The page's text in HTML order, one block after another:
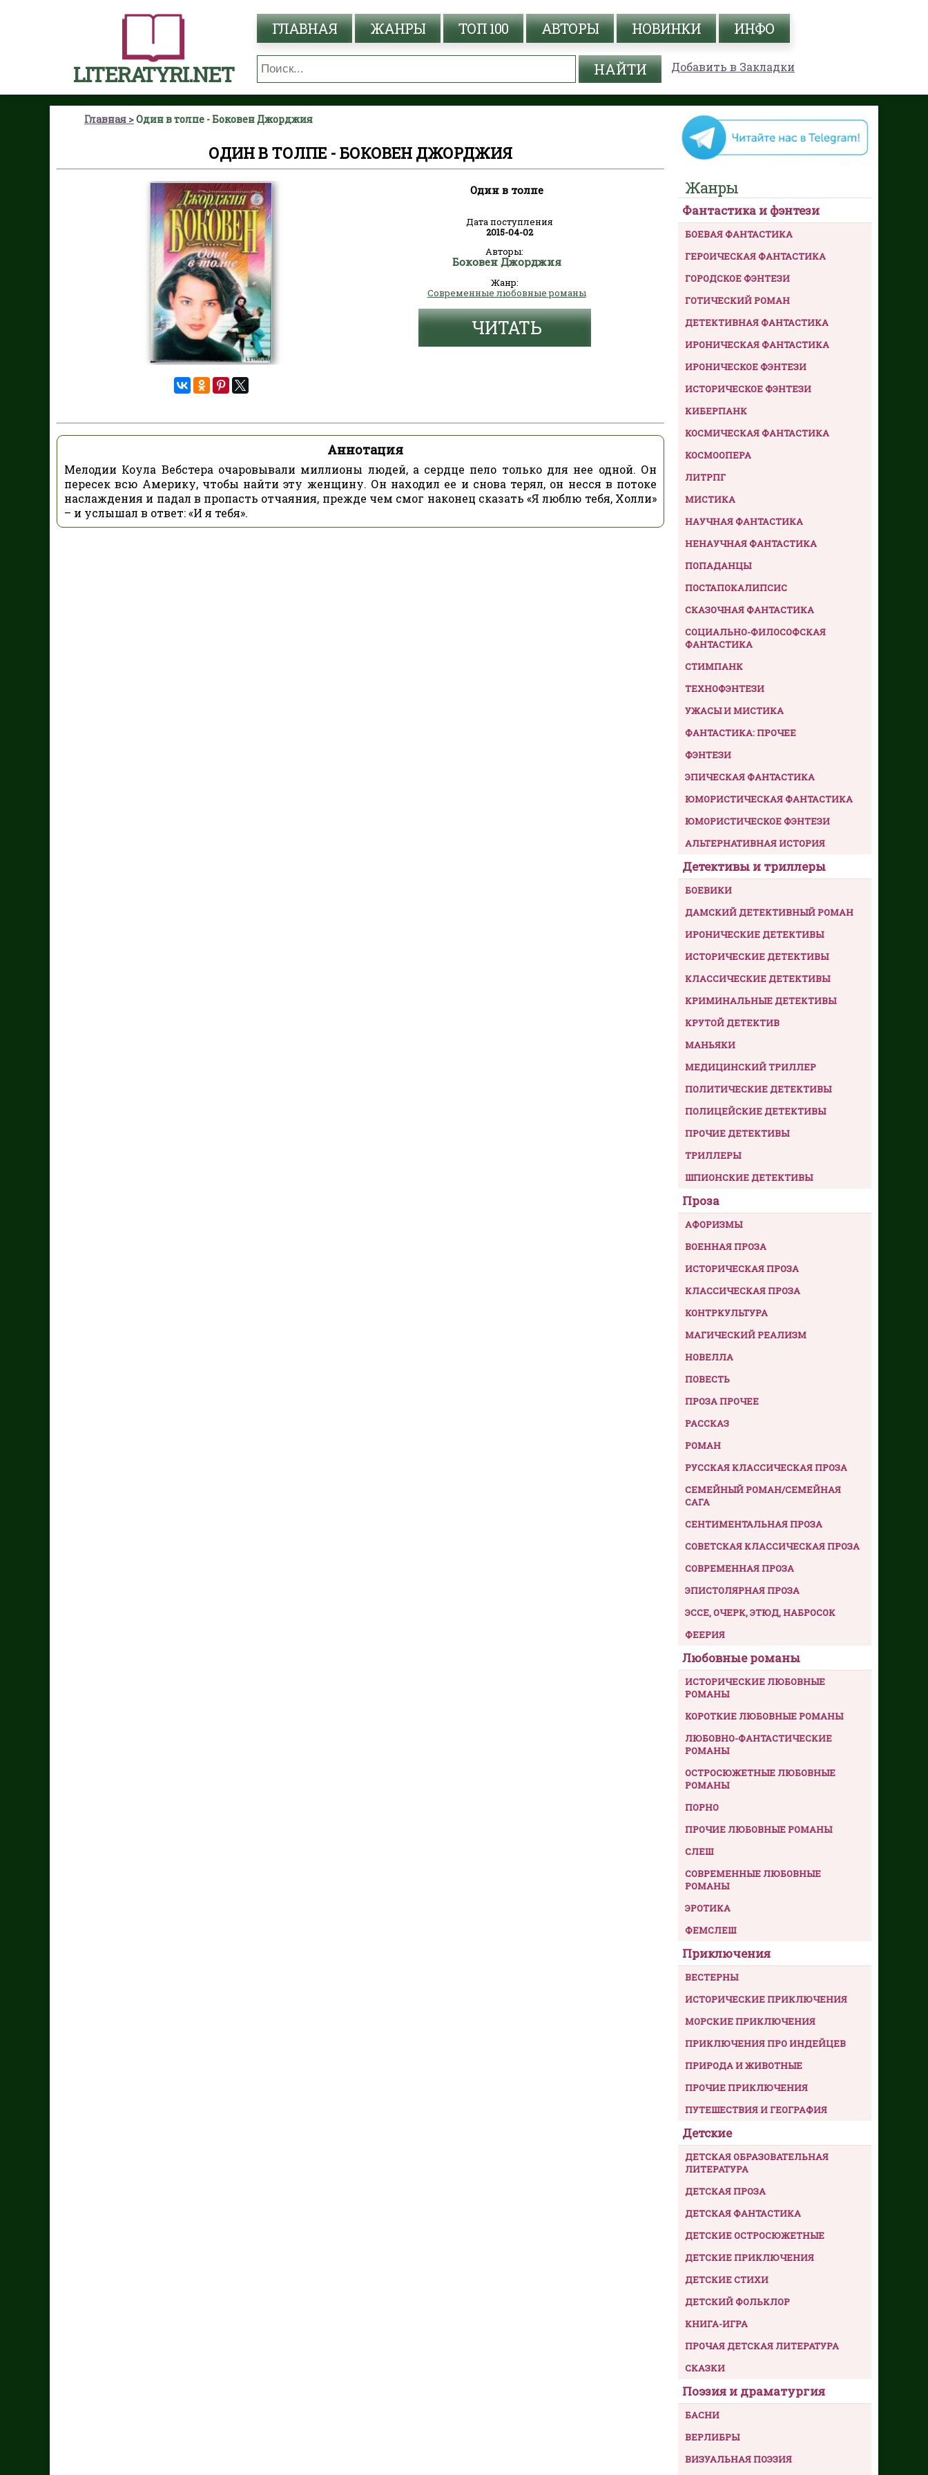
LITERATYRI.NET
ГЛАВНАЯ ЖАНРЫ ТОП 100 АВТОРЫ НОВИНКИ ИНФО
Добавить в Закладки
Главная Один в толпе - Боковен Джорджия
ОДИН В ТОЛПЕ - БОКОВЕН ДЖОРДЖИЯ
Один в толпе
Дата поступления
2015-04-02
Авторы:
Боковен Джорджия
Жанр:
Современные любовные романы
ЧИТАТЬ
Аннотация
Мелодии Коула Вебстера очаровывали миллионы людей, а сердце пело только для нее одной. Он
пересек всю Америку, чтобы найти эту женщину. Он находил ее и снова терял, он несся в потоке
наслаждения и падал в пропасть отчаяния, прежде чем смог наконец сказать «Я люблю тебя, Холли»
– и услышал в ответ: «И я тебя».
Жанры
Фантастика и фэнтези
БОЕВАЯ ФАНТАСТИКА
ГЕРОИЧЕСКАЯ ФАНТАСТИКА
ГОРОДСКОЕ ФЭНТЕЗИ
ГОТИЧЕСКИЙ РОМАН
ДЕТЕКТИВНАЯ ФАНТАСТИКА
ИРОНИЧЕСКАЯ ФАНТАСТИКА
ИРОНИЧЕСКОЕ ФЭНТЕЗИ
ИСТОРИЧЕСКОЕ ФЭНТЕЗИ
КИБЕРПАНК
КОСМИЧЕСКАЯ ФАНТАСТИКА
КОСМООПЕРА
ЛИТРПГ
МИСТИКА
НАУЧНАЯ ФАНТАСТИКА
НЕНАУЧНАЯ ФАНТАСТИКА
ПОПАДАНЦЫ
ПОСТАПОКАЛИПСИС
СКАЗОЧНАЯ ФАНТАСТИКА
СОЦИАЛЬНО-ФИЛОСОФСКАЯ
ФАНТАСТИКА
СТИМПАНК
ТЕХНОФЭНТЕЗИ
УЖАСЫ И МИСТИКА
ФАНТАСТИКА: ПРОЧЕЕ
ФЭНТЕЗИ
ЭПИЧЕСКАЯ ФАНТАСТИКА
ЮМОРИСТИЧЕСКАЯ ФАНТАСТИКА
ЮМОРИСТИЧЕСКОЕ ФЭНТЕЗИ
АЛЬТЕРНАТИВНАЯ ИСТОРИЯ
Детективы и триллеры
БОЕВИКИ
ДАМСКИЙ ДЕТЕКТИВНЫЙ РОМАН
ИРОНИЧЕСКИЕ ДЕТЕКТИВЫ
ИСТОРИЧЕСКИЕ ДЕТЕКТИВЫ
КЛАССИЧЕСКИЕ ДЕТЕКТИВЫ
КРИМИНАЛЬНЫЕ ДЕТЕКТИВЫ
КРУТОЙ ДЕТЕКТИВ
МАНЬЯКИ
МЕДИЦИНСКИЙ ТРИЛЛЕР
ПОЛИТИЧЕСКИЕ ДЕТЕКТИВЫ
ПОЛИЦЕЙСКИЕ ДЕТЕКТИВЫ
ПРОЧИЕ ДЕТЕКТИВЫ
ТРИЛЛЕРЫ
ШПИОНСКИЕ ДЕТЕКТИВЫ
Проза
АФОРИЗМЫ
ВОЕННАЯ ПРОЗА
ИСТОРИЧЕСКАЯ ПРОЗА
КЛАССИЧЕСКАЯ ПРОЗА
КОНТРКУЛЬТУРА
МАГИЧЕСКИЙ РЕАЛИЗМ
НОВЕЛЛА
ПОВЕСТЬ
ПРОЗА ПРОЧЕЕ
РАССКАЗ
РОМАН
РУССКАЯ КЛАССИЧЕСКАЯ ПРОЗА
СЕМЕЙНЫЙ РОМАН/СЕМЕЙНАЯ
САГА
СЕНТИМЕНТАЛЬНАЯ ПРОЗА
СОВЕТСКАЯ КЛАССИЧЕСКАЯ ПРОЗА
СОВРЕМЕННАЯ ПРОЗА
ЭПИСТОЛЯРНАЯ ПРОЗА
ЭССЕ, ОЧЕРК, ЭТЮД, НАБРОСОК
ФЕЕРИЯ
Любовные романы
ИСТОРИЧЕСКИЕ ЛЮБОВНЫЕ
РОМАНЫ
КОРОТКИЕ ЛЮБОВНЫЕ РОМАНЫ
ЛЮБОВНО-ФАНТАСТИЧЕСКИЕ
РОМАНЫ
ОСТРОСЮЖЕТНЫЕ ЛЮБОВНЫЕ
РОМАНЫ
ПОРНО
ПРОЧИЕ ЛЮБОВНЫЕ РОМАНЫ
СЛЕШ
СОВРЕМЕННЫЕ ЛЮБОВНЫЕ
РОМАНЫ
ЭРОТИКА
ФЕМСЛЕШ
Приключения
ВЕСТЕРНЫ
ИСТОРИЧЕСКИЕ ПРИКЛЮЧЕНИЯ
МОРСКИЕ ПРИКЛЮЧЕНИЯ
ПРИКЛЮЧЕНИЯ ПРО ИНДЕЙЦЕВ
ПРИРОДА И ЖИВОТНЫЕ
ПРОЧИЕ ПРИКЛЮЧЕНИЯ
ПУТЕШЕСТВИЯ И ГЕОГРАФИЯ
Детские
ДЕТСКАЯ ОБРАЗОВАТЕЛЬНАЯ
ЛИТЕРАТУРА
ДЕТСКАЯ ПРОЗА
ДЕТСКАЯ ФАНТАСТИКА
ДЕТСКИЕ ОСТРОСЮЖЕТНЫЕ
ДЕТСКИЕ ПРИКЛЮЧЕНИЯ
ДЕТСКИЕ СТИХИ
ДЕТСКИЙ ФОЛЬКЛОР
КНИГА-ИГРА
ПРОЧАЯ ДЕТСКАЯ ЛИТЕРАТУРА
СКАЗКИ
Поэзия и драматургия
БАСНИ
ВЕРЛИБРЫ
ВИЗУАЛЬНАЯ ПОЭЗИЯ